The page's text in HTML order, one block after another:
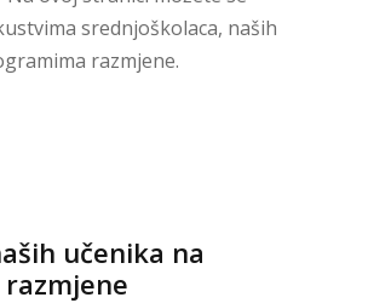
srednjoškolaca, naših
razmjene.
učenika na